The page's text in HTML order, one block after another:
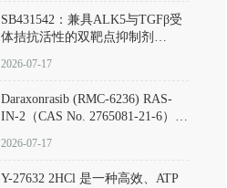
SB431542：兼具ALK5与TGFβ受
体拮抗活性的双靶点抑制剂
D801067）
2026-07-17
Daraxonrasib (RMC-6236) RAS-
IN-2（CAS No. 2765081-21-6）：
向KRAS/NRAS/HRAS的广谱RAS
2026-07-17
Y-27632 2HCl 是一种高效、ATP